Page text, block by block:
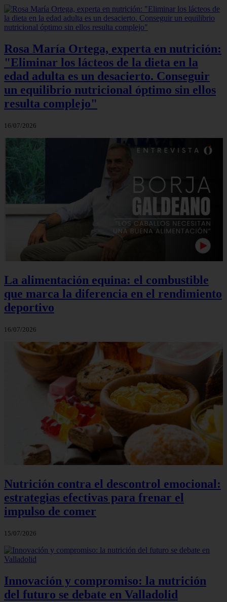
Rosa María Ortega, experta en nutrición:
"Eliminar los lácteos de la dieta en la
edad adulta es un desacierto. Conseguir
un equilibrio nutricional óptimo sin ellos
resulta complejo"
16/07/2026
La alimentación equina: el combustible
que marca la diferencia en el rendimiento
deportivo
16/07/2026
Nutrición contra el descontrol emocional:
estrategias efectivas para frenar el
impulso de comer
15/07/2026
Innovación y compromiso: la nutrición
del futuro se debate en Valladolid